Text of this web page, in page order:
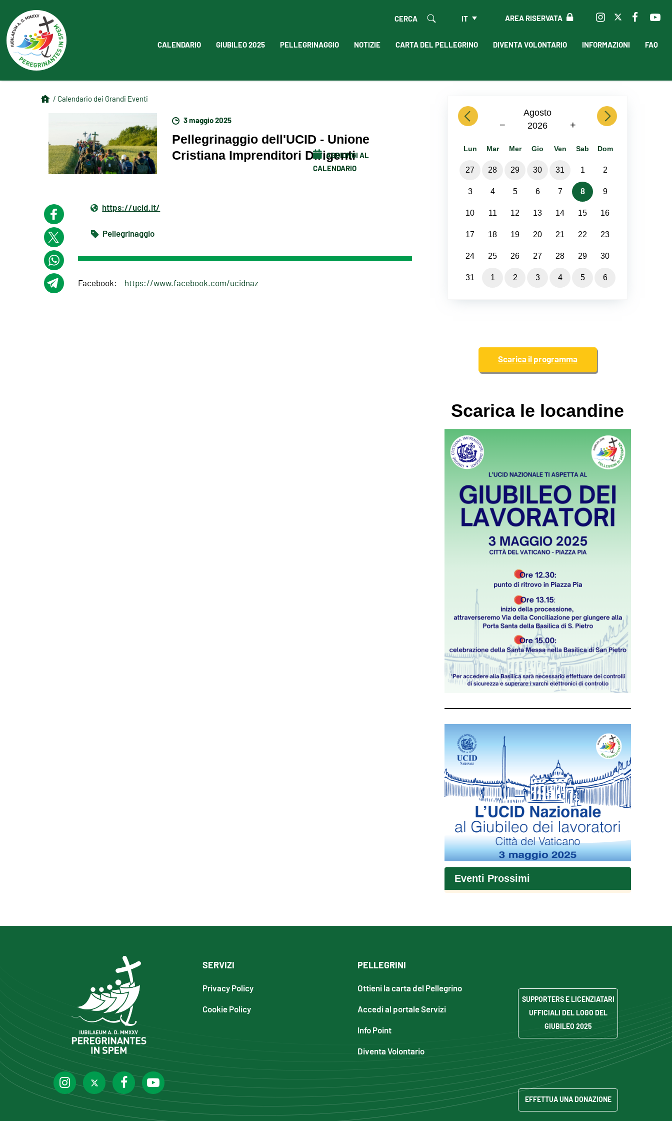
AREA RISERVATA
IT
CERCA
CALENDARIO GIUBILEO 2025 PELLEGRINAGGIO NOTIZIE CARTA DEL PELLEGRINO DIVENTA VOLONTARIO INFORMAZIONI FAQ
/ Calendario dei Grandi Eventi
3 maggio 2025
Pellegrinaggio dell'UCID - Unione
Cristiana Imprenditori Dirigenti
AGGIUNGI AL
CALENDARIO
https://ucid.it/
Pellegrinaggio
Facebook: https://www.facebook.com/ucidnaz
previous
Agosto
2026
− +
next
Lun Mar Mer Gio Ven Sab Dom
27 28 29 30 31 1 2
3 4 5 6 7 8 9
10 11 12 13 14 15 16
17 18 19 20 21 22 23
24 25 26 27 28 29 30
31 1 2 3 4 5 6
Scarica il programma
Scarica le locandine
Eventi Prossimi
SERVIZI
Privacy Policy
Cookie Policy
PELLEGRINI
Ottieni la carta del Pellegrino
Accedi al portale Servizi
Info Point
Diventa Volontario
SUPPORTERS E LICENZIATARI
UFFICIALI DEL LOGO DEL
GIUBILEO 2025
EFFETTUA UNA DONAZIONE